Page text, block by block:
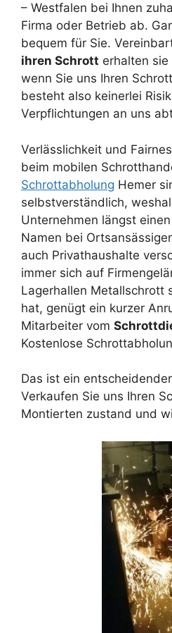
– Westfalen bei Ihnen
Firma oder Betrieb ab.
bequem für Sie.
ihren Schrott erhalten
wenn Sie uns Ihren
besteht also keinerlei
Verpflichtungen an uns
Verlässlichkeit und
beim mobilen
Schrottabholung Hemer
selbstverständlich,
Unternehmen längst
Namen bei
auch Privathaushalte
immer sich auf
Lagerhallen Metallschrott
hat, genügt ein kurzer
Mitarbeiter vom
Kostenlose
Das ist ein
Verkaufen Sie uns Ihren
Montierten zustand und